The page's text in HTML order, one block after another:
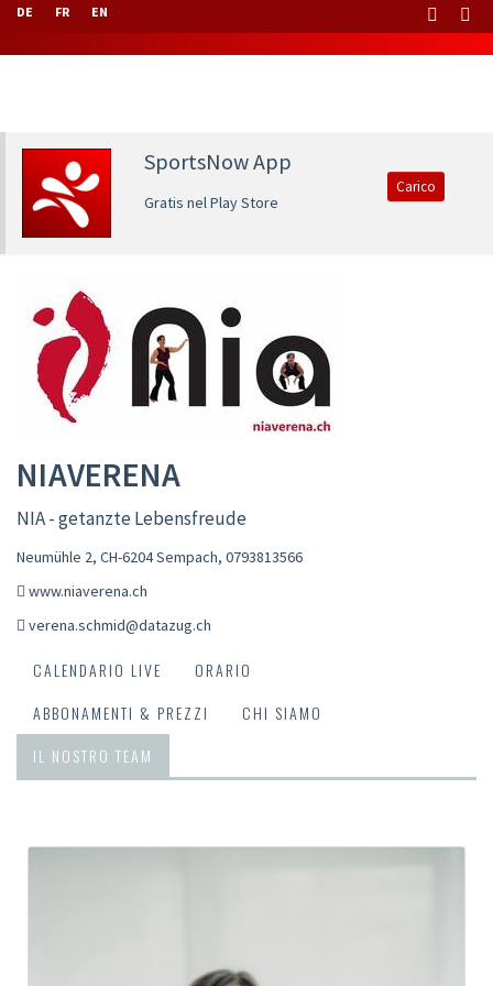
DE FR EN
SportsNow App
Gratis nel Play Store
Carico
NIAVERENA
NIA - getanzte Lebensfreude
Neumühle 2, CH-6204 Sempach, 0793813566
www.niaverena.ch
verena.schmid@datazug.ch
CALENDARIO LIVE
ORARIO
ABBONAMENTI & PREZZI
CHI SIAMO
IL NOSTRO TEAM